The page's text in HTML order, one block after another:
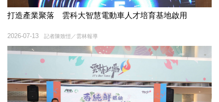
打造產業聚落 雲科大智慧電動車人才培育基地啟用
記者陳致愷／雲林報導
2026-07-13